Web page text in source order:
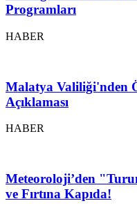
Programları
HABER
Malatya Valiliği'nden
Açıklaması
HABER
Meteoroloji’den
ve Fırtına Kapıda!